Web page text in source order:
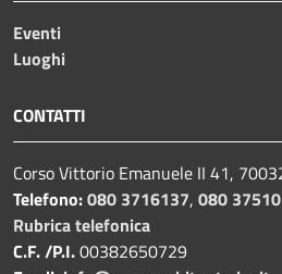
Eventi
Luoghi
CONTATTI
Corso Vittorio Emanuele II 41,
Telefono:080 3716137, 080
Rubrica telefonica
C.F. /P.I.00382650729